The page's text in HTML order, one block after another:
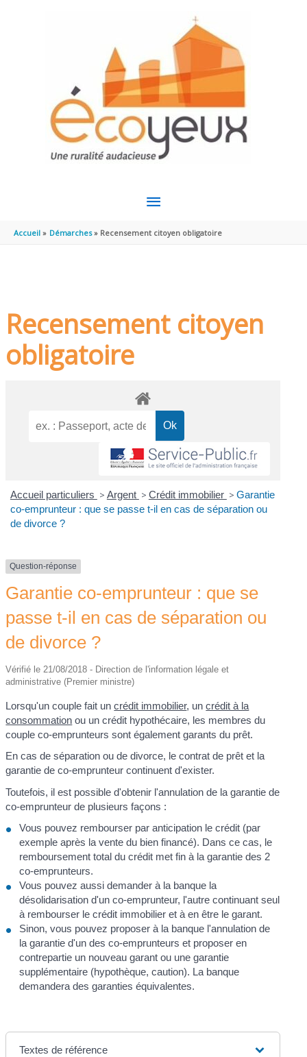
MENU
PRINCIPAL
Accueil Démarches Recensement citoyen obligatoire
Recensement citoyen
obligatoire
Accueil particuliers > Argent > Crédit immobilier > Garantie
co-emprunteur : que se passe t-il en cas de séparation ou
de divorce ?
Question-réponse
Garantie co-emprunteur : que se
passe t-il en cas de séparation ou
de divorce ?
Vérifié le 21/08/2018 - Direction de l'information légale et
administrative (Premier ministre)
Lorsqu'un couple fait uncrédit immobilier, uncrédit à la
consommation ou un crédit hypothécaire, les membres du
couple co-emprunteurs sont également garants du prêt.
En cas de séparation ou de divorce, le contrat de prêt et la
garantie de co-emprunteur continuent d'exister.
Toutefois, il est possible d'obtenir l'annulation de la garantie de
co-emprunteur de plusieurs façons :
Vous pouvez rembourser par anticipation le crédit (par
exemple après la vente du bien financé). Dans ce cas, le
remboursement total du crédit met fin à la garantie des 2
co-emprunteurs.
Vous pouvez aussi demander à la banque la
désolidarisation d'un co-emprunteur, l'autre continuant seul
à rembourser le crédit immobilier et à en être le garant.
Sinon, vous pouvez proposer à la banque l'annulation de
la garantie d'un des co-emprunteurs et proposer en
contrepartie un nouveau garant ou une garantie
supplémentaire (hypothèque, caution). La banque
demandera des garanties équivalentes.
Textes de référence